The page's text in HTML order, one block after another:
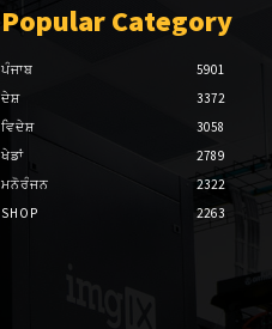
Popular Category
ਪੰਜਾਬ
5901
ਦੇਸ਼
3372
ਵਿਦੇਸ਼
3058
ਖੇਡਾਂ
2789
ਮਨੋਰੰਜਨ
2322
SHOP
2263